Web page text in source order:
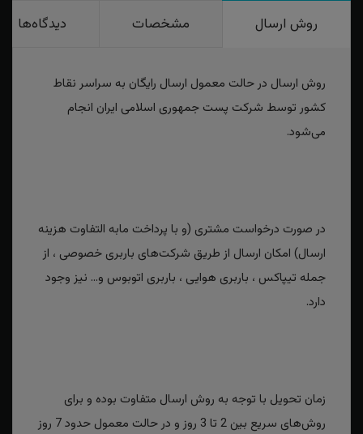
روش ارسال مشخصات دیدگاه‌ها
روش ارسال در حالت معمول ارسال رایگان به سراسر نقاط
کشور توسط شرکت پست جمهوری اسلامی ایران انجام
می‌شود.
در صورت درخواست مشتری (و با پرداخت مابه التفاوت هزینه
ارسال) امکان ارسال از طریق شرکت‌های باربری خصوصی ، از
جمله تیپاکس ، باربری هوایی ، باربری اتوبوس و... نیز وجود
دارد.
زمان تحویل با توجه به روش ارسال متفاوت بوده و برای
روش‌های سریع بین 2 تا 3 روز و در حالت معمول حدود 7 روز